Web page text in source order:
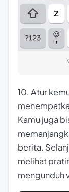
10. Atur
Kamu juga
berita.
melihat
mengunduh